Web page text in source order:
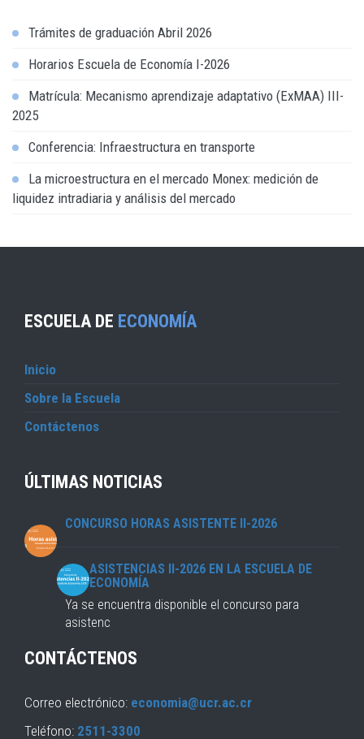
Trámites de graduación Abril 2026
Horarios Escuela de Economía I-2026
Matrícula: Mecanismo aprendizaje adaptativo (ExMAA) III-
2025
Conferencia: Infraestructura en transporte
La microestructura en el mercado Monex: medición de
liquidez intradiaria y análisis del mercado
ESCUELA DE ECONOMÍA
Inicio
Sobre la Escuela
Contáctenos
ÚLTIMAS NOTICIAS
CONCURSO HORAS ASISTENTE II-2026
ASISTENCIAS II-2026 EN LA ESCUELA DE
ECONOMÍA
Ya se encuentra disponible el concurso para
asistenc
CONTÁCTENOS
Correo electrónico: economia@ucr.ac.cr
Teléfono: 2511-3300